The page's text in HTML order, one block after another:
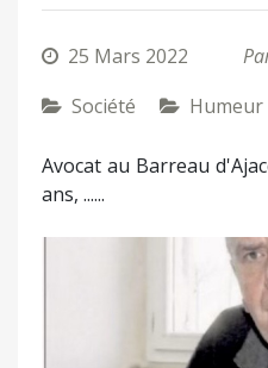
25 Mars 2022
Société
Humeur
Avocat au Barreau
ans, ......